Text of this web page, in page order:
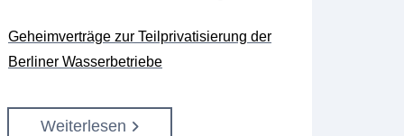
Geheimverträge zur Teilprivatisierung der
Berliner Wasserbetriebe
Weiterlesen